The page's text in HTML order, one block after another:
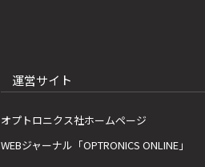
運営サイト
オプトロニクス社ホームページ
WEBジャーナル「OPTRONICS ONLINE」